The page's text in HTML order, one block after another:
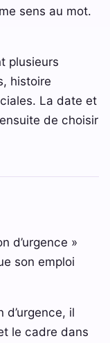
sens au mot.
plusieurs
histoire
La date et
de choisir
d’urgence »
son emploi
il
le cadre dans